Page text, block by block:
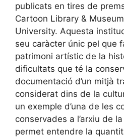
publicats en tires de
Cartoon Library &
University. Aquesta
seu caràcter únic pel que
patrimoni artístic de la
dificultats que té la
documentació d’un mitjà
considerat dins de la
un exemple d’una de les
conservades a l’arxiu de
permet entendre la